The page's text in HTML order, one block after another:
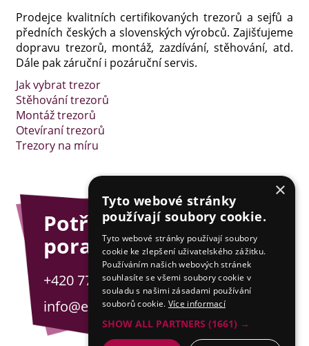
Prodejce kvalitních certifikovaných trezorů a sejfů a
předních českých a slovenských výrobců. Zajišťujeme
dopravu trezorů, montáž, zazdívání, stěhování, atd.
Dále pak záruční i pozáruční servis.
Jak vybrat trezor
Stěhování trezorů
Montáž trezorů
Otevíraní trezorů
Trezory na míru
Potřebujete
poradit?
+420 775 201 001
info@esejfy.net
×
Tyto webové stránky
používají soubory cookie.
Tyto webové stránky používají soubory
cookie ke zlepšení uživatelského zážitku.
Používáním našich webových stránek
souhlasíte se všemi soubory cookie v
souladu s našimi zásadami používání
souborů cookie. Více informací
SHOW ALL PARTNERS (1661) →